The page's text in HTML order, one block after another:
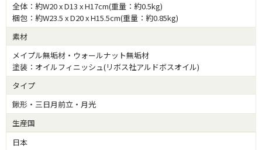
全体：約W20 x D13 x H17cm(重量：約0.5kg)
梱包：約W23.5 x D20 x H15.5cm(重量：約0.85kg)
素材
メイプル無垢材・ウォールナット無垢材
塗装：オイルフィニッシュ(リボス社アルドボスオイル)
タイプ
鍬形・三日月前立・月光
生産国
日本